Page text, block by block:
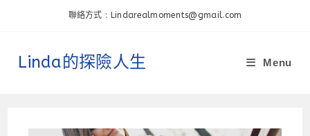
聯絡方式 : Lindarealmoments@gmail.com
Linda的探險人生 Menu